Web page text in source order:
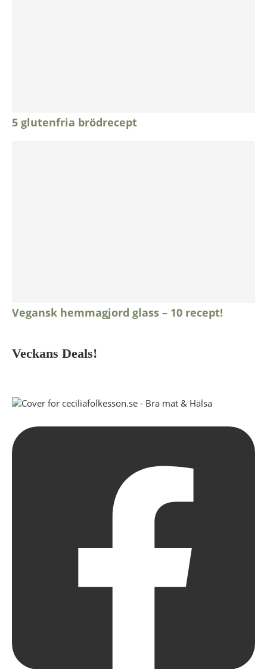
5 glutenfria brödrecept
Vegansk hemmagjord glass – 10 recept!
Veckans Deals!